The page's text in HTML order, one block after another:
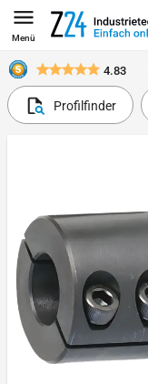
Menü
4.83
Profilfinder